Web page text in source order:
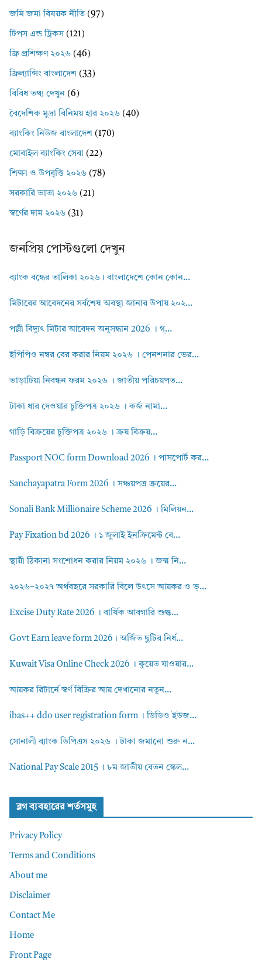
জমি জমা বিষয়ক নীতি (97)
টিপস এন্ড ট্রিকস (121)
ফ্রি প্রশিক্ষণ ২০২৬ (46)
ফ্রিল্যান্সিং বাংলাদেশ (33)
বিবিধ তথ্য দেখুন (6)
বৈদেশিক মুদ্রা বিনিময় হার ২০২৬ (40)
ব্যাংকিং নিউজ বাংলাদেশ (170)
মোবাইল ব্যাংকিং সেবা (22)
শিক্ষা ও উপবৃত্তি ২০২৬ (78)
সরকারি ভাতা ২০২৬ (21)
স্বর্ণের দাম ২০২৬ (31)
জনপ্রিয় পোস্টগুলো দেখুন
ব্যাংক বন্ধের তালিকা ২০২৬। বাংলাদেশে কোন কোন...
মিটারের আবেদনের সর্বশেষ অবস্থা জানার উপায় ২০২...
পল্লী বিদ্যুৎ মিটার আবেদন অনুসন্ধান 2026 । গ্...
ইপিপিও নম্বর বের করার নিয়ম ২০২৬ । পেনশনার ভের...
ভাড়াটিয়া নিবন্ধন ফরম ২০২৬ । জাতীয় পরিচয়পত...
টাকা ধার দেওয়ার চুক্তিপত্র ২০২৬ । কর্জ নামা...
গাড়ি বিক্রয়ের চুক্তিপত্র ২০২৬ । ক্রয় বিক্রয়...
Passport NOC form Download 2026 । পাসপোর্ট কর...
Sanchayapatra Form 2026 । সঞ্চয়পত্র ক্রয়ের...
Sonali Bank Millionaire Scheme 2026 । মিলিয়ন...
Pay Fixation bd 2026 । ১ জুলাই ইনক্রিমেন্ট বে...
স্থায়ী ঠিকানা সংশোধন করার নিয়ম ২০২৬ । জন্ম নি...
২০২৬–২০২৭ অর্থবছরে সরকারি বিলে উৎসে আয়কর ও ভ্...
Excise Duty Rate 2026 । বার্ষিক আবগারি শুল্ক...
Govt Earn leave form 2026। অর্জিত ছুটির নির্ধ...
Kuwait Visa Online Check 2026 । কুয়েত যাওয়ার...
আয়কর রিটার্নে স্বর্ণ বিক্রির আয় দেখানোর নতুন...
ibas++ ddo user registration form । ডিডিও ইউজ...
সোনালী ব্যাংক ডিপিএস ২০২৬ । টাকা জমানো শুরু ন...
National Pay Scale 2015 । ৮ম জাতীয় বেতন স্কেল...
ব্লগ ব্যবহারের শর্তসমুহ
Privacy Policy
Terms and Conditions
About me
Disclaimer
Contact Me
Home
Front Page